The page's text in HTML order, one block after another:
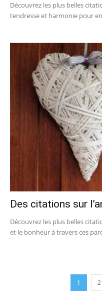
Découvrez les plus belles
tendresse et harmonie pour
Des citations sur
Découvrez les plus belles
et le bonheur à travers ces
1 2